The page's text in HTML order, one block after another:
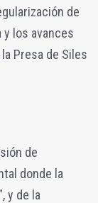
de
los avances
Presa de Siles
de
donde la
y de la